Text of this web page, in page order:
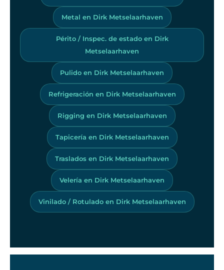
Metal en Dirk Metselaarhaven
Périto / Inspec. de estado en Dirk
Metselaarhaven
Pulido en Dirk Metselaarhaven
Refrigeración en Dirk Metselaarhaven
Rigging en Dirk Metselaarhaven
Tapicería en Dirk Metselaarhaven
Traslados en Dirk Metselaarhaven
Velería en Dirk Metselaarhaven
Vinilado / Rotulado en Dirk Metselaarhaven